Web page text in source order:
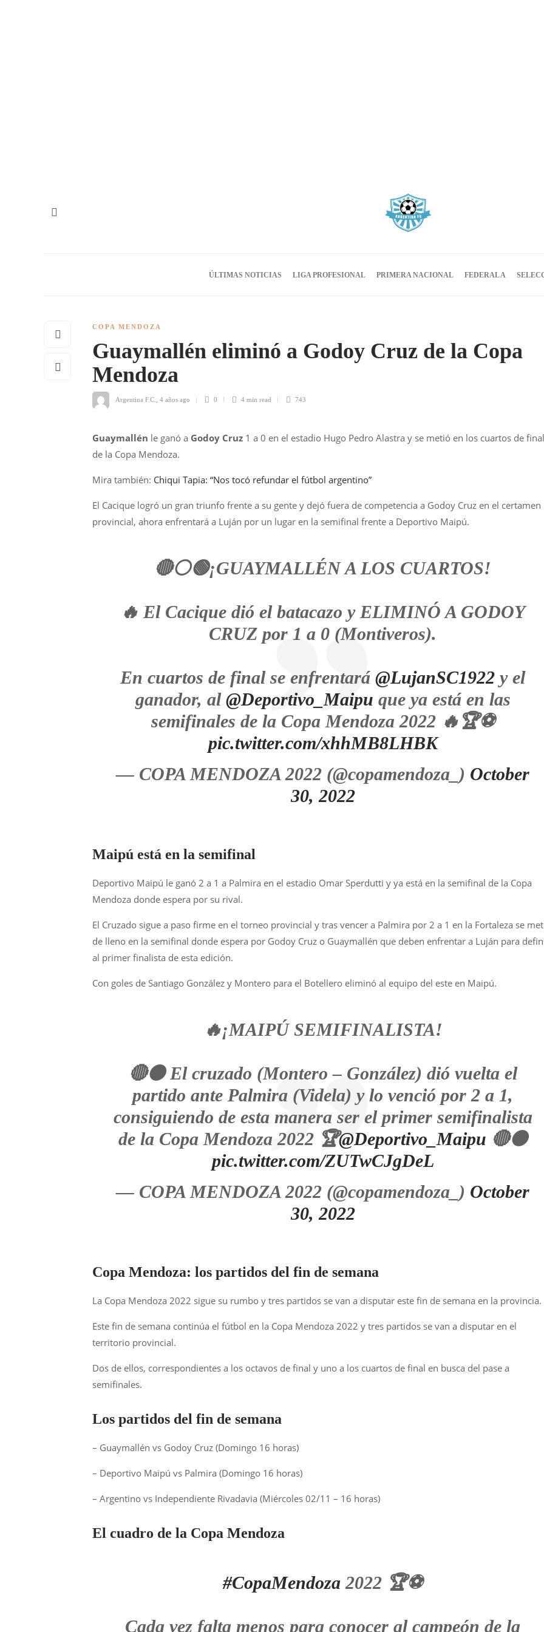
ÚLTIMAS NOTICIAS LIGA PROFESIONAL PRIMERA NACIONAL FEDERAL A
COPA MENDOZA
Guaymallén eliminó a Godoy Cruz de la Copa
Mendoza
Argentina F.C. 4 años ago 0 4 min read 743
Guaymallén le ganó a Godoy Cruz 1 a 0 en el estadio Hugo Pedro Alastra y se metió en los cuartos de final
de la Copa Mendoza.
Mira también: Chiqui Tapia: “Nos tocó refundar el fútbol argentino”
El Cacique logró un gran triunfo frente a su gente y dejó fuera de competencia a Godoy Cruz en el certamen
provincial, ahora enfrentará a Luján por un lugar en la semifinal frente a Deportivo Maipú.
🔴⚪️🟢¡GUAYMALLÉN A LOS CUARTOS!
🔥 El Cacique dió el batacazo y ELIMINÓ A GODOY
CRUZ por 1 a 0 (Montiveros).
En cuartos de final se enfrentará@LujanSC1922 y el
ganador, al @Deportivo_Maipu que ya está en las
semifinales de la Copa Mendoza 2022 🔥🏆⚽️
pic.twitter.com/xhhMB8LHBK
— COPA MENDOZA 2022 (@copamendoza_) October
30, 2022
Maipú está en la semifinal
Deportivo Maipú le ganó 2 a 1 a Palmira en el estadio Omar Sperdutti y ya está en la semifinal de la Copa
Mendoza donde espera por su rival.
El Cruzado sigue a paso firme en el torneo provincial y tras vencer a Palmira por 2 a 1 en la Fortaleza se
de lleno en la semifinal donde espera por Godoy Cruz o Guaymallén que deben enfrentar a Luján para
al primer finalista de esta edición.
Con goles de Santiago González y Montero para el Botellero eliminó al equipo del este en Maipú.
🔥¡MAIPÚ SEMIFINALISTA!
🔴⚫️ El cruzado (Montero – González) dió vuelta el
partido ante Palmira (Videla) y lo venció por 2 a 1,
consiguiendo de esta manera ser el primer semifinalista
de la Copa Mendoza 2022 🏆@Deportivo_Maipu 🔴⚫️
pic.twitter.com/ZUTwCJgDeL
— COPA MENDOZA 2022 (@copamendoza_) October
30, 2022
Copa Mendoza: los partidos del fin de semana
La Copa Mendoza 2022 sigue su rumbo y tres partidos se van a disputar este fin de semana en la provincia.
Este fin de semana continúa el fútbol en la Copa Mendoza 2022 y tres partidos se van a disputar en el
territorio provincial.
Dos de ellos, correspondientes a los octavos de final y uno a los cuartos de final en busca del pase a
semifinales.
Los partidos del fin de semana
– Guaymallén vs Godoy Cruz (Domingo 16 horas)
– Deportivo Maipú vs Palmira (Domingo 16 horas)
– Argentino vs Independiente Rivadavia (Miércoles 02/11 – 16 horas)
El cuadro de la Copa Mendoza
#CopaMendoza 2022 🏆⚽️
Cada vez falta menos para conocer al campeón de la